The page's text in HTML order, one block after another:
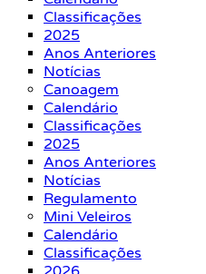
Classificações
2025
Anos Anteriores
Notícias
Canoagem
Calendário
Classificações
2025
Anos Anteriores
Notícias
Regulamento
Mini Veleiros
Calendário
Classificações